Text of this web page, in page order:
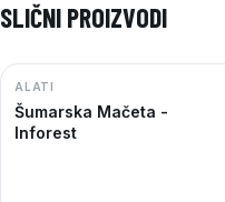
SLIČNI PROIZVODI
ALATI
Šumarska Mačeta -
Inforest